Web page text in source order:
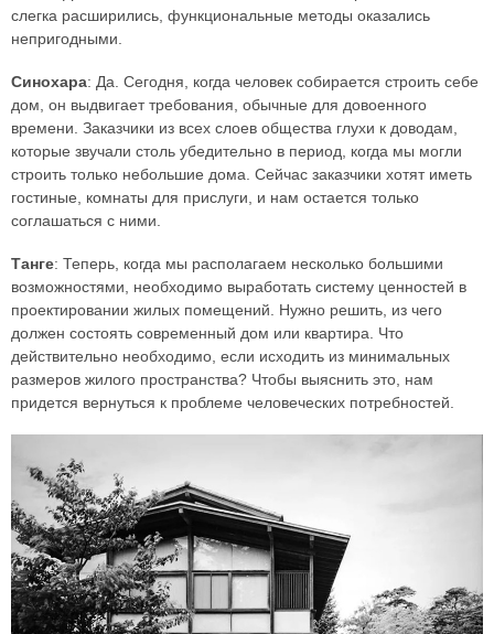
слегка расширились, функциональные методы оказались
непригодными.
Синохара: Да. Сегодня, когда человек собирается строить себе
дом, он выдвигает требования, обычные для довоенного
времени. Заказчики из всех слоев общества глухи к доводам,
которые звучали столь убедительно в период, когда мы могли
строить только небольшие дома. Сейчас заказчики хотят иметь
гостиные, комнаты для прислуги, и нам остается только
соглашаться с ними.
Танге: Теперь, когда мы располагаем несколько большими
возможностями, необходимо выработать систему ценностей в
проектировании жилых помещений. Нужно решить, из чего
должен состоять современный дом или квартира. Что
действительно необходимо, если исходить из минимальных
размеров жилого пространства? Чтобы выяснить это, нам
придется вернуться к проблеме человеческих потребностей.